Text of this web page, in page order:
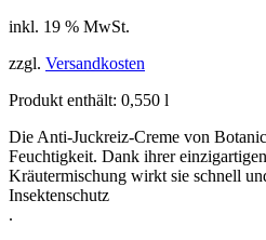
inkl. 19 % MwSt.
zzgl. Versandkosten
Produkt enthält: 0,550 l
Die Anti-Juckreiz-Creme von
Feuchtigkeit. Dank ihrer einzigartigen
Kräutermischung wirkt sie schnell
Insektenschutz
.